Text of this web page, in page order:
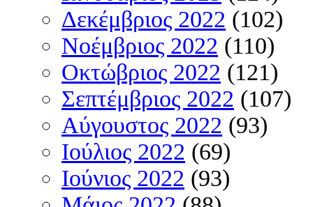
Δεκέμβριος 2022 (102)
Νοέμβριος 2022 (110)
Οκτώβριος 2022 (121)
Σεπτέμβριος 2022 (107)
Αύγουστος 2022 (93)
Ιούλιος 2022 (69)
Ιούνιος 2022 (93)